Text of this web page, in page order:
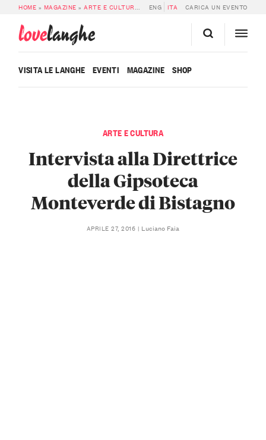
HOME » MAGAZINE »ARTE E CULTURA » INTERVISTA ALLA DIRETTRICE
ENG ITA CARICA UN EVENTO
lovelanghe
VISITA LE LANGHE EVENTI MAGAZINE SHOP
ARTE E CULTURA
Intervista alla Direttrice
della Gipsoteca
Monteverde di Bistagno
APRILE 27, 2016 Luciano Faia